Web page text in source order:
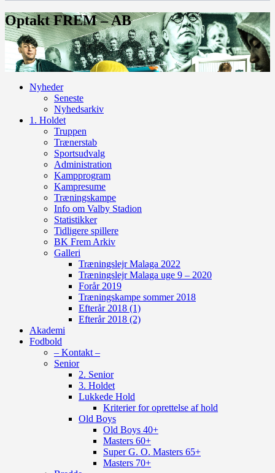
Optakt FREM – AB
Nyheder
Seneste
Nyhedsarkiv
1. Holdet
Truppen
Trænerstab
Sportsudvalg
Administration
Kampprogram
Kampresume
Træningskampe
Info om Valby Stadion
Statistikker
Tidligere spillere
BK Frem Arkiv
Galleri
Træningslejr Malaga 2022
Træningslejr Malaga uge 9 – 2020
Forår 2019
Træningskampe sommer 2018
Efterår 2018 (1)
Efterår 2018 (2)
Akademi
Fodbold
– Kontakt –
Senior
2. Senior
3. Holdet
Lukkede Hold
Kriterier for oprettelse af hold
Old Boys
Old Boys 40+
Masters 60+
Super G. O. Masters 65+
Masters 70+